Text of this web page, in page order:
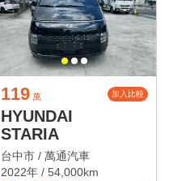
119 萬 加入比較
HYUNDAI
STARIA
台中市 / 萬通汽車
2022年 / 54,000km